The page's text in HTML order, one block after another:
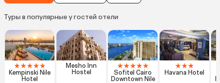
Туры в популярные у гостей отели
★★★★★
Kempinski Nile
Hotel
Mesho Inn
Hostel
★★★★★
Sofitel Cairo
Downtown Nile
★★★
Havana Hotel